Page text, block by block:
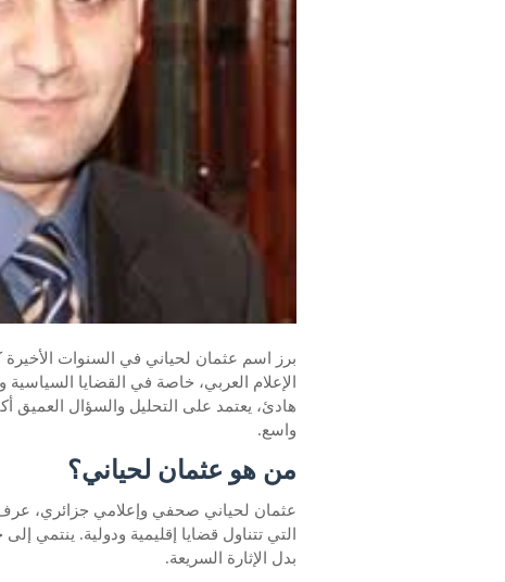
برز اسم عثمان لحياني في السنوات
الإعلام العربي، خاصة في القضايا
هادئ، يعتمد على التحليل والسؤال العميق
واسع.
من هو عثمان لحياني؟
عثمان لحياني صحفي وإعلامي جزائري، عرف
التي تتناول قضايا إقليمية ودولية. ينتمي
بدل الإثارة السريعة.